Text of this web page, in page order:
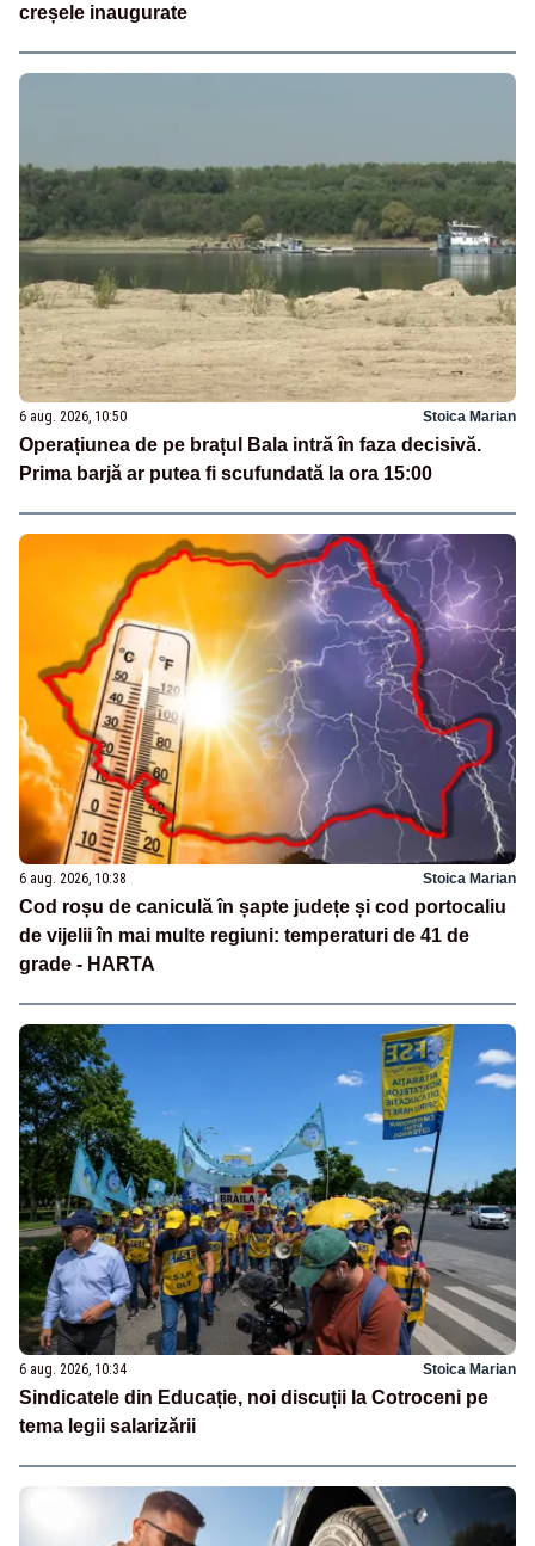
creșele inaugurate
6 aug. 2026, 10:50 Stoica Marian
Operațiunea de pe brațul Bala intră în faza decisivă.
Prima barjă ar putea fi scufundată la ora 15:00
6 aug. 2026, 10:38 Stoica Marian
Cod roșu de caniculă în șapte județe și cod portocaliu
de vijelii în mai multe regiuni: temperaturi de 41 de
grade - HARTA
6 aug. 2026, 10:34 Stoica Marian
Sindicatele din Educație, noi discuții la Cotroceni pe
tema legii salarizării